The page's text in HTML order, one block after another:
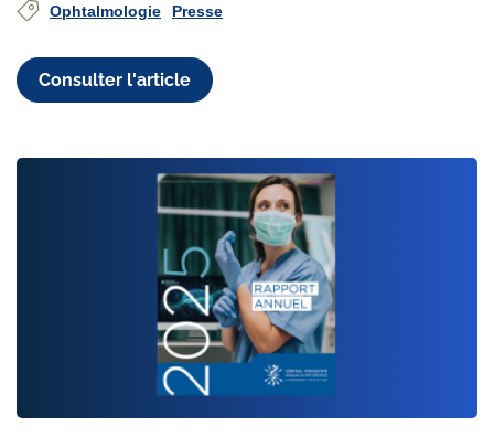
Ophtalmologie Presse
Consulter l'article